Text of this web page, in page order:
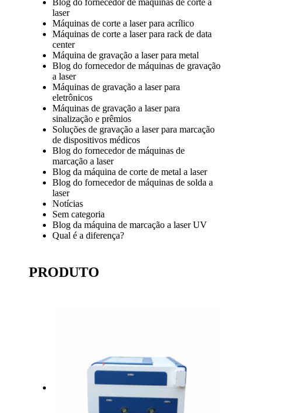
laser
Máquinas de corte a laser para acrílico
Máquinas de corte a laser para rack de data
center
Máquina de gravação a laser para metal
Blog do fornecedor de máquinas de gravação
a laser
Máquinas de gravação a laser para
eletrônicos
Máquinas de gravação a laser para
sinalização e prêmios
Soluções de gravação a laser para marcação
de dispositivos médicos
Blog do fornecedor de máquinas de
marcação a laser
Blog da máquina de corte de metal a laser
Blog do fornecedor de máquinas de solda a
laser
Notícias
Sem categoria
Blog da máquina de marcação a laser UV
Qual é a diferença?
PRODUTO